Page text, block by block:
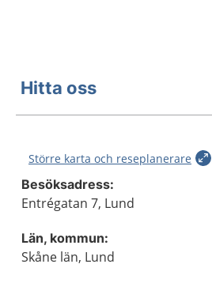
Hitta oss
Större karta och reseplanerare
Besöksadress:
Entrégatan 7, Lund
Län, kommun:
Skåne län, Lund